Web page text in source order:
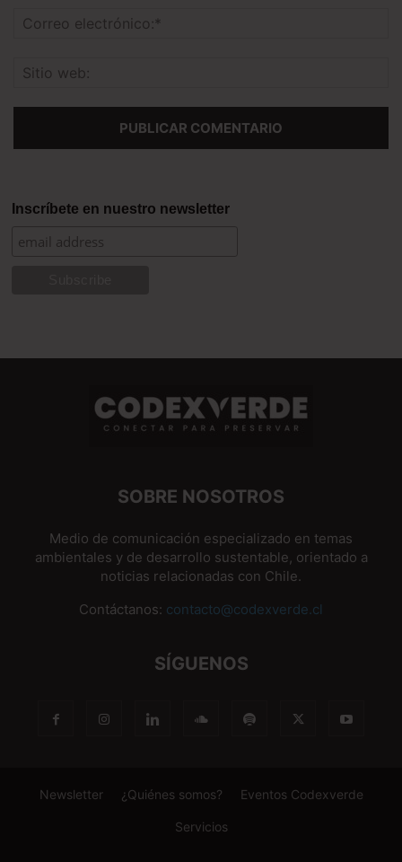
Inscríbete en nuestro newsletter
SOBRE NOSOTROS
Medio de comunicación especializado en temas
ambientales y de desarrollo sustentable, orientado a
noticias relacionadas con Chile.
Contáctanos: contacto@codexverde.cl
SÍGUENOS
Newsletter ¿Quiénes somos? Eventos Codexverde
Servicios